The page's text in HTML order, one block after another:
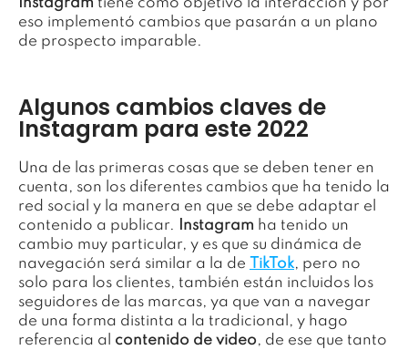
Instagram tiene como objetivo la interacción y por
eso implementó cambios que pasarán a un plano
de prospecto imparable.
Algunos cambios claves de
Instagram para este 2022
Una de las primeras cosas que se deben tener en
cuenta, son los diferentes cambios que ha tenido la
red social y la manera en que se debe adaptar el
contenido a publicar. Instagram ha tenido un
cambio muy particular, y es que su dinámica de
navegación será similar a la de TikTok, pero no
solo para los clientes, también están incluidos los
seguidores de las marcas, ya que van a navegar
de una forma distinta a la tradicional, y hago
referencia al contenido de video, de ese que tanto